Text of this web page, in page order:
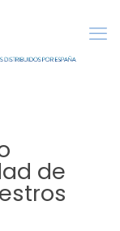
de